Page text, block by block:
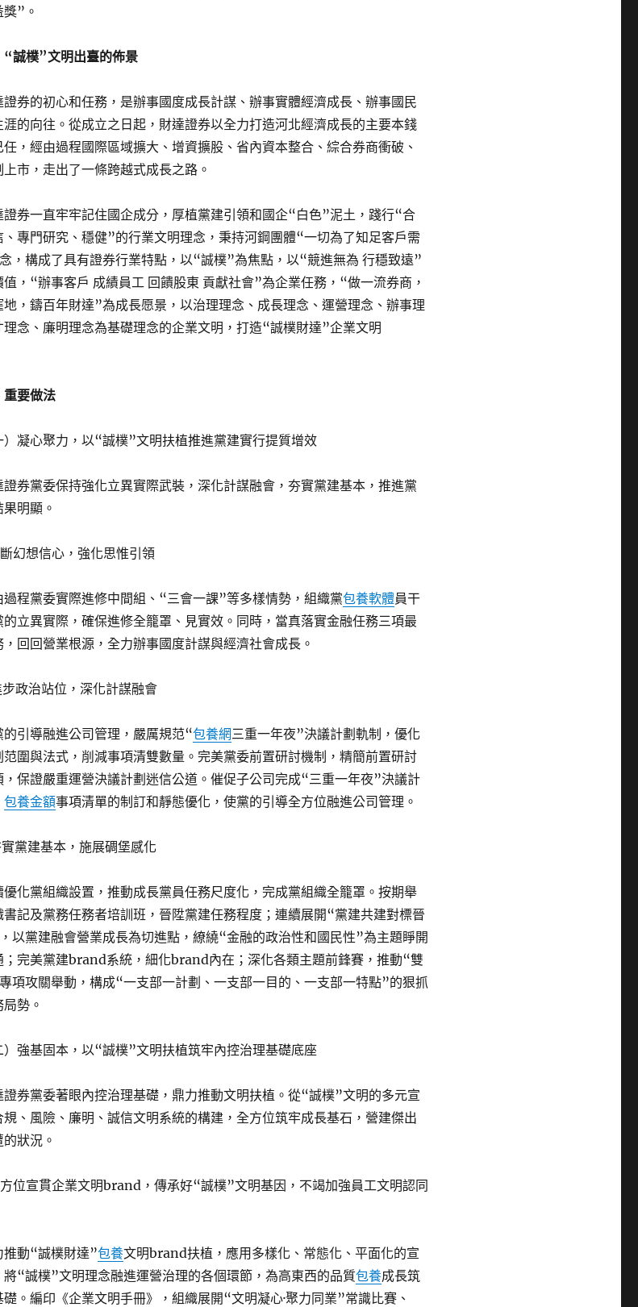
”。
“誠樸”文明出臺的佈景
證券的初心和任務，是辦事國度成長計謀、辦事實體經濟成長、辦事國民
涯的向往。從成立之日起，財達證券以全力打造河北經濟成長的主要本錢
任，經由過程國際區域擴大、增資擴股、省內資本整合、綜合券商衝破、
市，走出了一條跨越式成長之路。
證券一直牢牢記住國企成分，厚植黨建引領和國企“白色”泥土，踐行“合
、專門研究、穩健”的行業文明理念，秉持河鋼團體“一切為了知足客戶需
，構成了具有證券行業特點，以“誠樸”為焦點，以“競進無為 行穩致遠”
值，“辦事客戶 成績員工 回饋股東 貢獻社會”為企業任務，“做一流券商，
地，鑄百年財達”為成長愿景，以治理理念、成長理念、運營理念、辦事理
理念、廉明理念為基礎理念的企業文明，打造“誠樸財達”企業文明
重要做法
）凝心聚力，以“誠樸”文明扶植推進黨建實行提質增效
證券黨委保持強化立異實際武裝，深化計謀融會，夯實黨建基本，推進黨
明顯。
幻想信心，強化思惟引領
過程黨委實際進修中間組、“三會一課”等多樣情勢，組織黨包養軟體員干
的立異實際，確保進修全籠罩、見實效。同時，當真落實金融任務三項最
，回回營業根源，全力辦事國度計謀與經濟社會成長。
政治站位，深化計謀融會
的引導融進公司管理，嚴厲規范“包養網三重一年夜”決議計劃軌制，優化
范圍與法式，削減事項清雙數量。完美黨委前置研討機制，精簡前置研討
，保證嚴重運營決議計劃迷信公道。催促子公司完成“三重一年夜”決議計
包養金額事項清單的制訂和靜態優化，使黨的引導全方位融進公司管理。
黨建基本，施展碉堡感化
優化黨組織設置，推動成長黨員任務尺度化，完成黨組織全籠罩。按期舉
書記及黨務任務者培訓班，晉陞黨建任務程度；連續展開“黨建共建對標晉
以黨建融會營業成長為切進點，繚繞“金融的政治性和國民性”為主題睜開
；完美黨建brand系統，細化brand內在；深化各類主題前鋒賽，推動“雙
項攻關舉動，構成“一支部一計劃、一支部一目的、一支部一特點”的狠抓
勢。
）強基固本，以“誠樸”文明扶植筑牢內控治理基礎底座
證券黨委著眼內控治理基礎，鼎力推動文明扶植。從“誠樸”文明的多元宣
規、風險、廉明、誠信文明系統的構建，全方位筑牢成長基石，營建傑出
狀況。
位宣貫企業文明brand，傳承好“誠樸”文明基因，不竭加強員工文明認同
推動“誠樸財達”包養文明brand扶植，應用多樣化、常態化、平面化的宣
將“誠樸”文明理念融進運營治理的各個環節，為高東西的品質包養成長筑
礎。編印《企業文明手冊》，組織展開“文明凝心·聚力同業”常識比賽、